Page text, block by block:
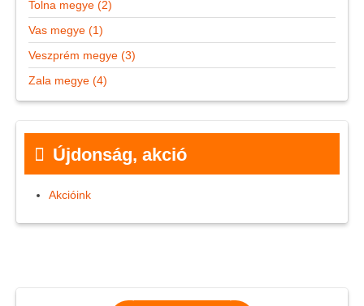
Tolna megye (2)
Vas megye (1)
Veszprém megye (3)
Zala megye (4)
Újdonság, akció
Akcióink